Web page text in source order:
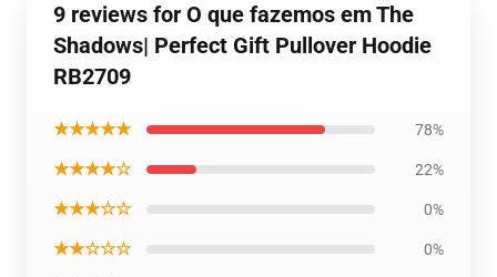
9 reviews for O que fazemos em The
Shadows| Perfect Gift Pullover Hoodie
RB2709
★★★★★ 78%
★★★★☆ 22%
★★★☆☆ 0%
★★☆☆☆ 0%